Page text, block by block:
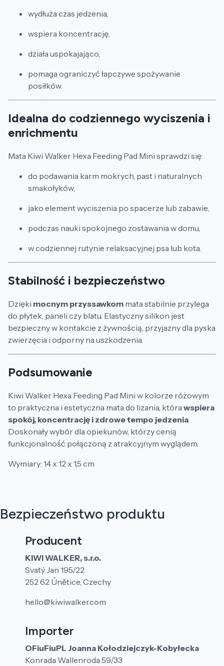
wydłuża czas jedzenia,
wspiera koncentrację,
działa uspokajająco,
pomaga ograniczyć łapczywe spożywanie
posiłków.
Idealna do codziennego wyciszenia i
enrichmentu
Mata Kiwi Walker Hexa Feeding Pad Mini sprawdzi się:
do podawania karm mokrych, past i naturalnych
smakołyków,
jako element wyciszenia po spacerze lub zabawie,
podczas nauki spokojnego zostawania w domu,
w codziennej rutynie relaksacyjnej psa lub kota.
Stabilność i bezpieczeństwo
Dzięki mocnym przyssawkom mata stabilnie przylega
do płytek, paneli czy blatu. Elastyczny silikon jest
bezpieczny w kontakcie z żywnością, przyjazny dla pyska
zwierzęcia i odporny na uszkodzenia.
Podsumowanie
Kiwi Walker Hexa Feeding Pad Mini w kolorze różowym
to praktyczna i estetyczna mata do lizania, która wspiera
spokój, koncentrację i zdrowe tempo jedzenia
Doskonały wybór dla opiekunów, którzy cenią
funkcjonalność połączoną z atrakcyjnym wyglądem.
Wymiary: 14 x 12 x 1,5 cm
Bezpieczeństwo produktu
Producent
KIWI WALKER, s.r.o.
Svatý Jan 195/22
252 62 Únětice, Czechy
hello@kiwiwalker.com
Importer
OFiuFiuPL Joanna Kołodziejczyk-Kobyłecka
Konrada Wallenroda 59/33